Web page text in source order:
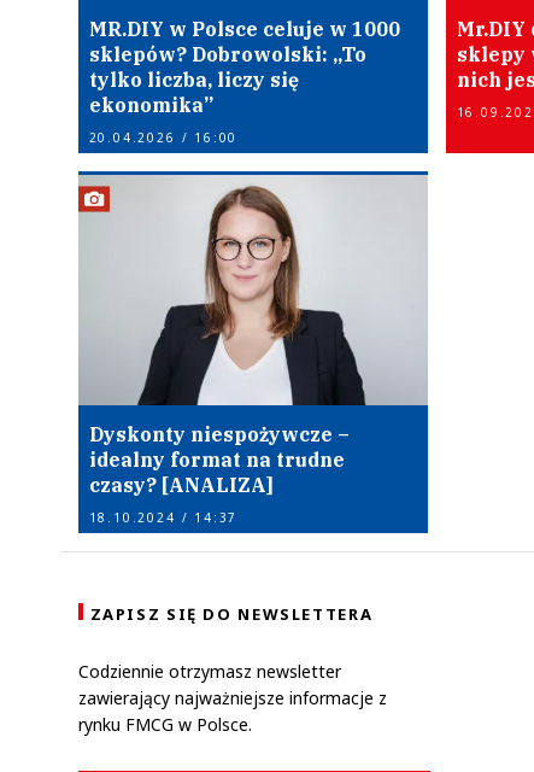
MR.DIY w Polsce celuje w 1000
sklepów? Dobrowolski: „To
tylko liczba, liczy się
ekonomika”
20.04.2026 / 16:00
Mr.DIY
sklepy
nich
Dyskonty niespożywcze –
idealny format na trudne
czasy? [ANALIZA]
18.10.2024 / 14:37
ZAPISZ SIĘ DO NEWSLETTERA
Codziennie otrzymasz newsletter
zawierający najważniejsze informacje z
rynku FMCG w Polsce.